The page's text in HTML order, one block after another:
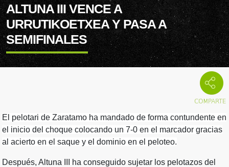
ALTUNA III VENCE A
URRUTIKOETXEA Y PASA A
SEMIFINALES
El pelotari de Zaratamo ha mandado de forma contundente en
el inicio del choque colocando un 7-0 en el marcador gracias
al acierto en el saque y el dominio en el peloteo.
Después, Altuna III ha conseguido sujetar los pelotazos del